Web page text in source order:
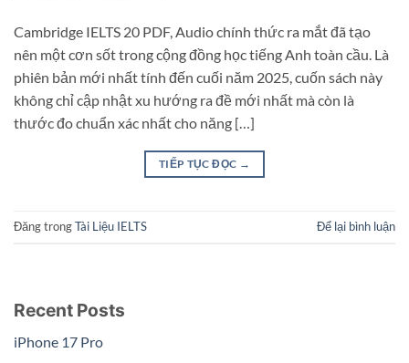
Cambridge IELTS 20 PDF, Audio chính thức ra mắt đã tạo
nên một cơn sốt trong cộng đồng học tiếng Anh toàn cầu. Là
phiên bản mới nhất tính đến cuối năm 2025, cuốn sách này
không chỉ cập nhật xu hướng ra đề mới nhất mà còn là
thước đo chuẩn xác nhất cho năng […]
TIẾP TỤC ĐỌC →
Đăng trongTài Liệu IELTS Để lại bình luận
Recent Posts
iPhone 17 Pro